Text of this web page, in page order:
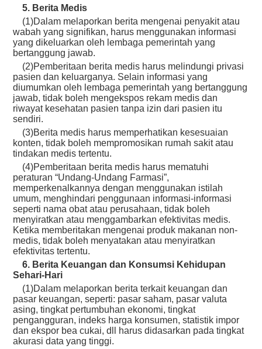
5. Berita Medis
(1)Dalam melaporkan berita mengenai penyakit atau
wabah yang signifikan, harus menggunakan informasi
yang dikeluarkan oleh lembaga pemerintah yang
bertanggung jawab.
(2)Pemberitaan berita medis harus melindungi privasi
pasien dan keluarganya. Selain informasi yang
diumumkan oleh lembaga pemerintah yang bertanggung
jawab, tidak boleh mengekspos rekam medis dan
riwayat kesehatan pasien tanpa izin dari pasien itu
sendiri.
(3)Berita medis harus memperhatikan kesesuaian
konten, tidak boleh mempromosikan rumah sakit atau
tindakan medis tertentu.
(4)Pemberitaan berita medis harus mematuhi
peraturan “Undang-Undang Farmasi”,
memperkenalkannya dengan menggunakan istilah
umum, menghindari penggunaan informasi-informasi
seperti nama obat atau perusahaan, tidak boleh
menyiratkan atau menggambarkan efektivitas medis.
Ketika memberitakan mengenai produk makanan non-
medis, tidak boleh menyatakan atau menyiratkan
efektivitas tertentu.
6. Berita Keuangan dan Konsumsi Kehidupan
Sehari-Hari
(1)Dalam melaporkan berita terkait keuangan dan
pasar keuangan, seperti: pasar saham, pasar valuta
asing, tingkat pertumbuhan ekonomi, tingkat
pengangguran, indeks harga konsumen, statistik impor
dan ekspor bea cukai, dll harus didasarkan pada tingkat
akurasi data yang tinggi.